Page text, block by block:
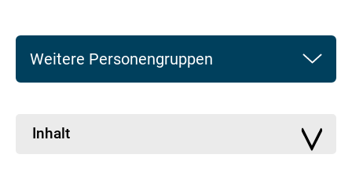
Weitere Personengruppen
Inhalt